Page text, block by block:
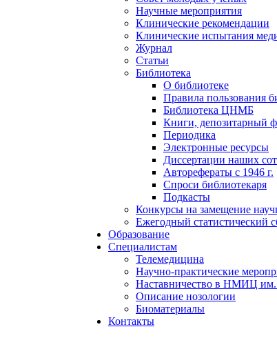
Научные мероприятия
Клинические рекомендации
Клинические испытания
Журнал
Статьи
Библиотека
О библиотеке
Правила пользования
Библиотека ЦНМБ
Книги, депозитарный
Периодика
Электронные ресурсы
Диссертации наших
Авторефераты с 1946 г.
Спроси библиотекаря
Подкасты
Конкурсы на замещение
Ежегодный статистический
Образование
Специалистам
Телемедицина
Научно-практические
Наставничество в НМИЦ
Описание нозологии
Биоматериалы
Контакты